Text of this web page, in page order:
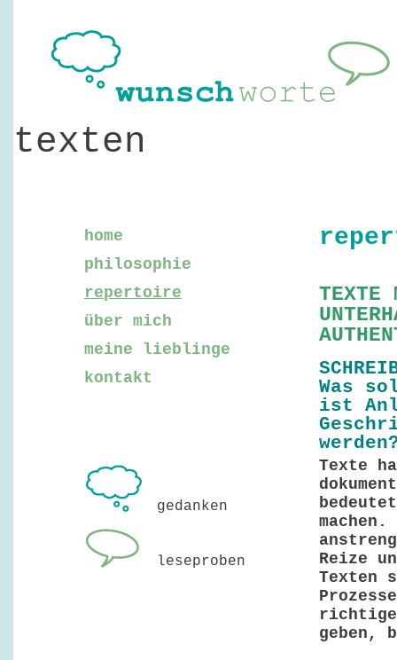
texten
home
philosophie
repertoire
über mich
meine lieblinge
kontakt
gedanken
leseproben
TEXTE
Was
ist
Texte
Reize
Texten
richtige
geben,